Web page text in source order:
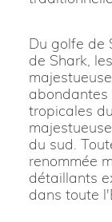
Du golfe de
de Shark,
abondantes
tropicales
du sud.
renommée
détaillants
dans toute